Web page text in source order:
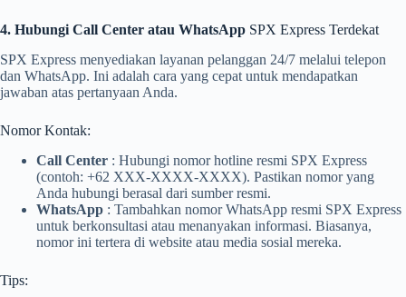
4. Hubungi Call Center atau WhatsApp SPX Express Terdekat
SPX Express menyediakan layanan pelanggan 24/7 melalui telepon
dan WhatsApp. Ini adalah cara yang cepat untuk mendapatkan
jawaban atas pertanyaan Anda.
Nomor Kontak:
Call Center : Hubungi nomor hotline resmi SPX Express
(contoh: +62 XXX-XXXX-XXXX). Pastikan nomor yang
Anda hubungi berasal dari sumber resmi.
WhatsApp : Tambahkan nomor WhatsApp resmi SPX Express
untuk berkonsultasi atau menanyakan informasi. Biasanya,
nomor ini tertera di website atau media sosial mereka.
Tips: